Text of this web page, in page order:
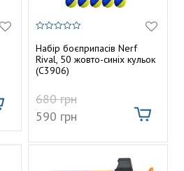
з
5Набір боєприпасів Nerf
Rival, 50 жовто-синіх кульок
(C3906)
680грн
590 грн